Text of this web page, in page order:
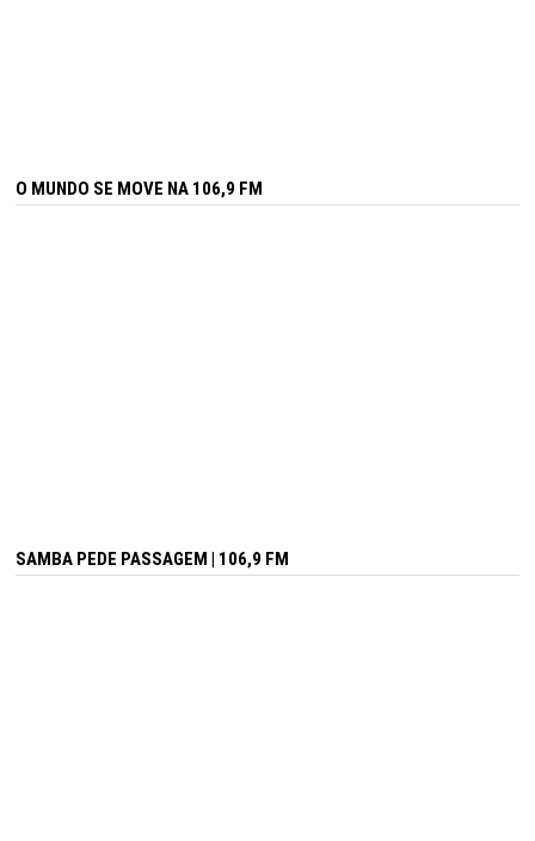
O MUNDO SE MOVE NA 106,9 FM
SAMBA PEDE PASSAGEM | 106,9 FM